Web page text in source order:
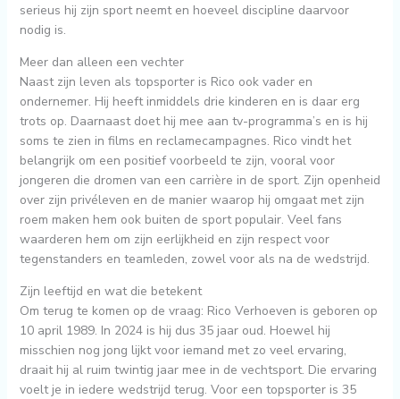
serieus hij zijn sport neemt en hoeveel discipline daarvoor
nodig is.
Meer dan alleen een vechter
Naast zijn leven als topsporter is Rico ook vader en
ondernemer. Hij heeft inmiddels drie kinderen en is daar erg
trots op. Daarnaast doet hij mee aan tv-programma’s en is hij
soms te zien in films en reclamecampagnes. Rico vindt het
belangrijk om een positief voorbeeld te zijn, vooral voor
jongeren die dromen van een carrière in de sport. Zijn openheid
over zijn privéleven en de manier waarop hij omgaat met zijn
roem maken hem ook buiten de sport populair. Veel fans
waarderen hem om zijn eerlijkheid en zijn respect voor
tegenstanders en teamleden, zowel voor als na de wedstrijd.
Zijn leeftijd en wat die betekent
Om terug te komen op de vraag: Rico Verhoeven is geboren op
10 april 1989. In 2024 is hij dus 35 jaar oud. Hoewel hij
misschien nog jong lijkt voor iemand met zo veel ervaring,
draait hij al ruim twintig jaar mee in de vechtsport. Die ervaring
voelt je in iedere wedstrijd terug. Voor een topsporter is 35